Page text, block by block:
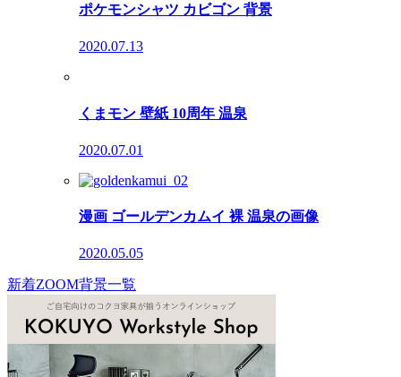
ポケモンシャツ カビゴン 背景
2020.07.13
くまモン 壁紙 10周年 温泉
2020.07.01
漫画 ゴールデンカムイ 裸 温泉の画像
2020.05.05
新着ZOOM背景一覧